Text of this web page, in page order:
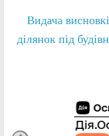
Видача
ділянок під